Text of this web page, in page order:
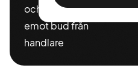
och miltal för att ta
emot bud från
handlare